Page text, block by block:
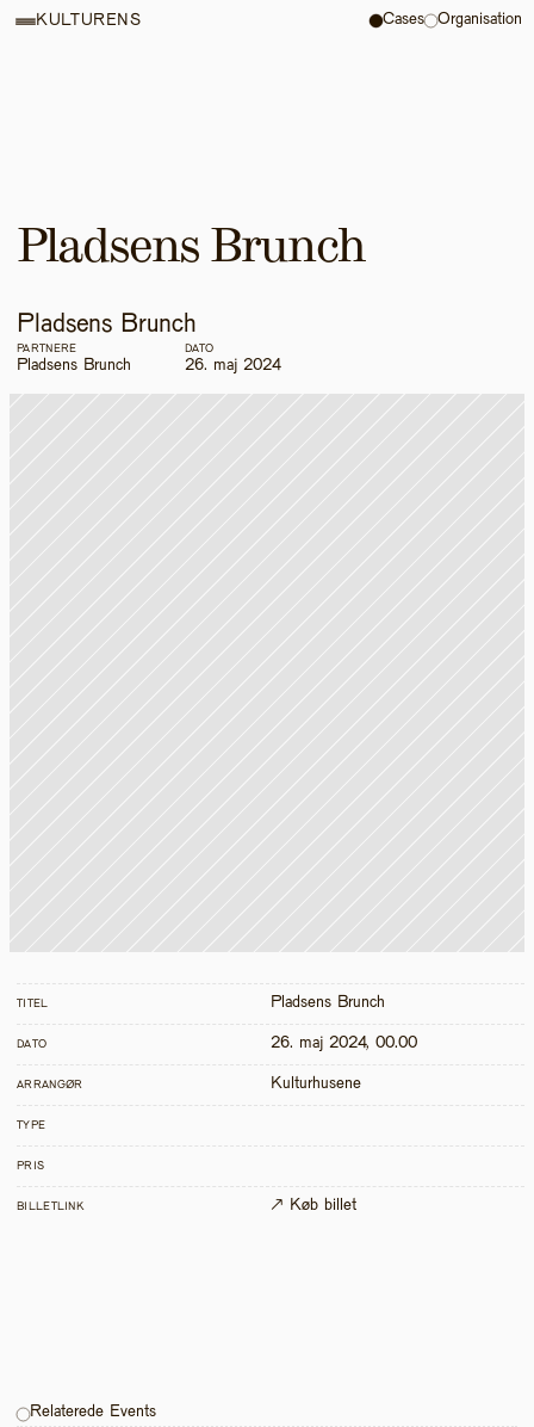
Pladsens Brunch
Pladsens Brunch
PARTNERE
Pladsens Brunch
DATO
26. maj 2024
TITEL Pladsens Brunch
DATO 26. maj 2024, 00.00
ARRANGØR Kulturhusene
TYPE
PRIS
BILLETLINK ↗ Køb billet
Relaterede Events
KULTURENS Cases Organisation